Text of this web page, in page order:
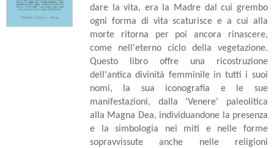
dare la vita, era la Madre dal cui grembo
ogni forma di vita scaturisce e a cui alla
morte ritorna per poi ancora rinascere,
come nell'eterno ciclo della vegetazione.
Questo libro offre una ricostruzione
dell'antica divinità femminile in tutti i suoi
nomi, la sua iconografia e le sue
manifestazioni, dalla 'Venere' paleolitica
alla Magna Dea, individuandone la presenza
e la simbologia nei miti e nelle forme
sopravvissute anche nelle religioni